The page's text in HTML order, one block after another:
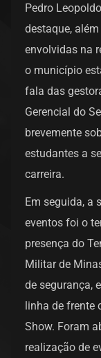
Pedro
destaque,
envolvidas na
o município
fala das
Gerencial do
brevemente
estudantes a
carreira.
Em seguida, a
eventos foi o
presença do
Militar de
de segurança,
linha de frente
Show. Foram
realização de